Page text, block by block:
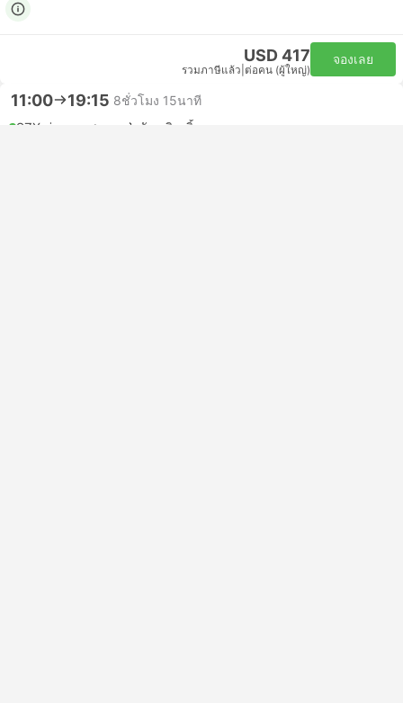
USD 417
รวมภาษีแล้ว ต่อคน (ผู้ใหญ่)
จองเลย
11:00 19:15 8ชั่วโมง 15นาที
SZX ท่าอากาศยานเป่าอัน เซินเจิ้น